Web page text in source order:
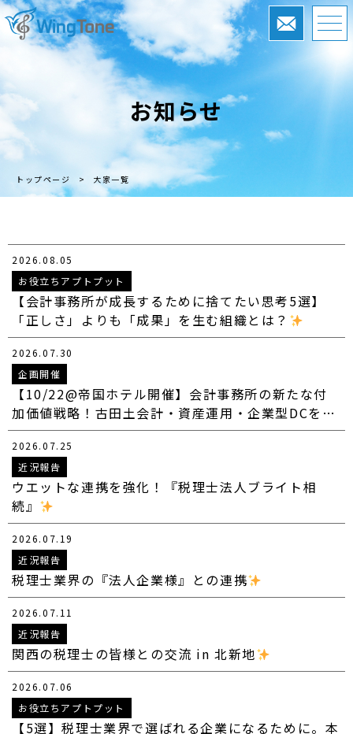
お知らせ
トップページ > 大家一覧
2026.08.05
お役立ちアプトプット
【会計事務所が成長するために捨てたい思考5選】
「正しさ」よりも「成果」を生む組織とは？
2026.07.30
企画開催
【10/22@帝国ホテル開催】会計事務所の新たな付
加価値戦略！古田土会計・資産運用・企業型DCを…
2026.07.25
近況報告
ウエットな連携を強化！『税理士法人ブライト相
続』
2026.07.19
近況報告
税理士業界の『法人企業様』との連携
2026.07.11
近況報告
関西の税理士の皆様との交流 in 北新地
2026.07.06
お役立ちアプトプット
【5選】税理士業界で選ばれる企業になるために。本